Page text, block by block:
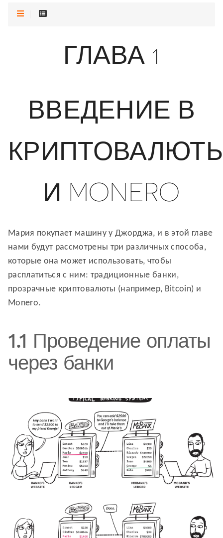
ГЛАВА 1
ВВЕДЕНИЕ В
И MONERO
Мария покупает машину у Джорджа, и в этой главе
нами будут рассмотрены три различных способа,
которые она может использовать, чтобы
расплатиться с ним: традиционные банки,
прозрачные криптовалюты (например, Bitcoin) и
Monero.
1.1 Проведение оплаты
через банки